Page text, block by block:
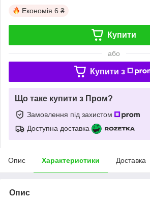
Економія 6 ₴
Купити
або
Купити з
Що таке купити з Пром?
Замовлення під захистом
Доступна доставка
Опис Характеристики Доставка
Опис